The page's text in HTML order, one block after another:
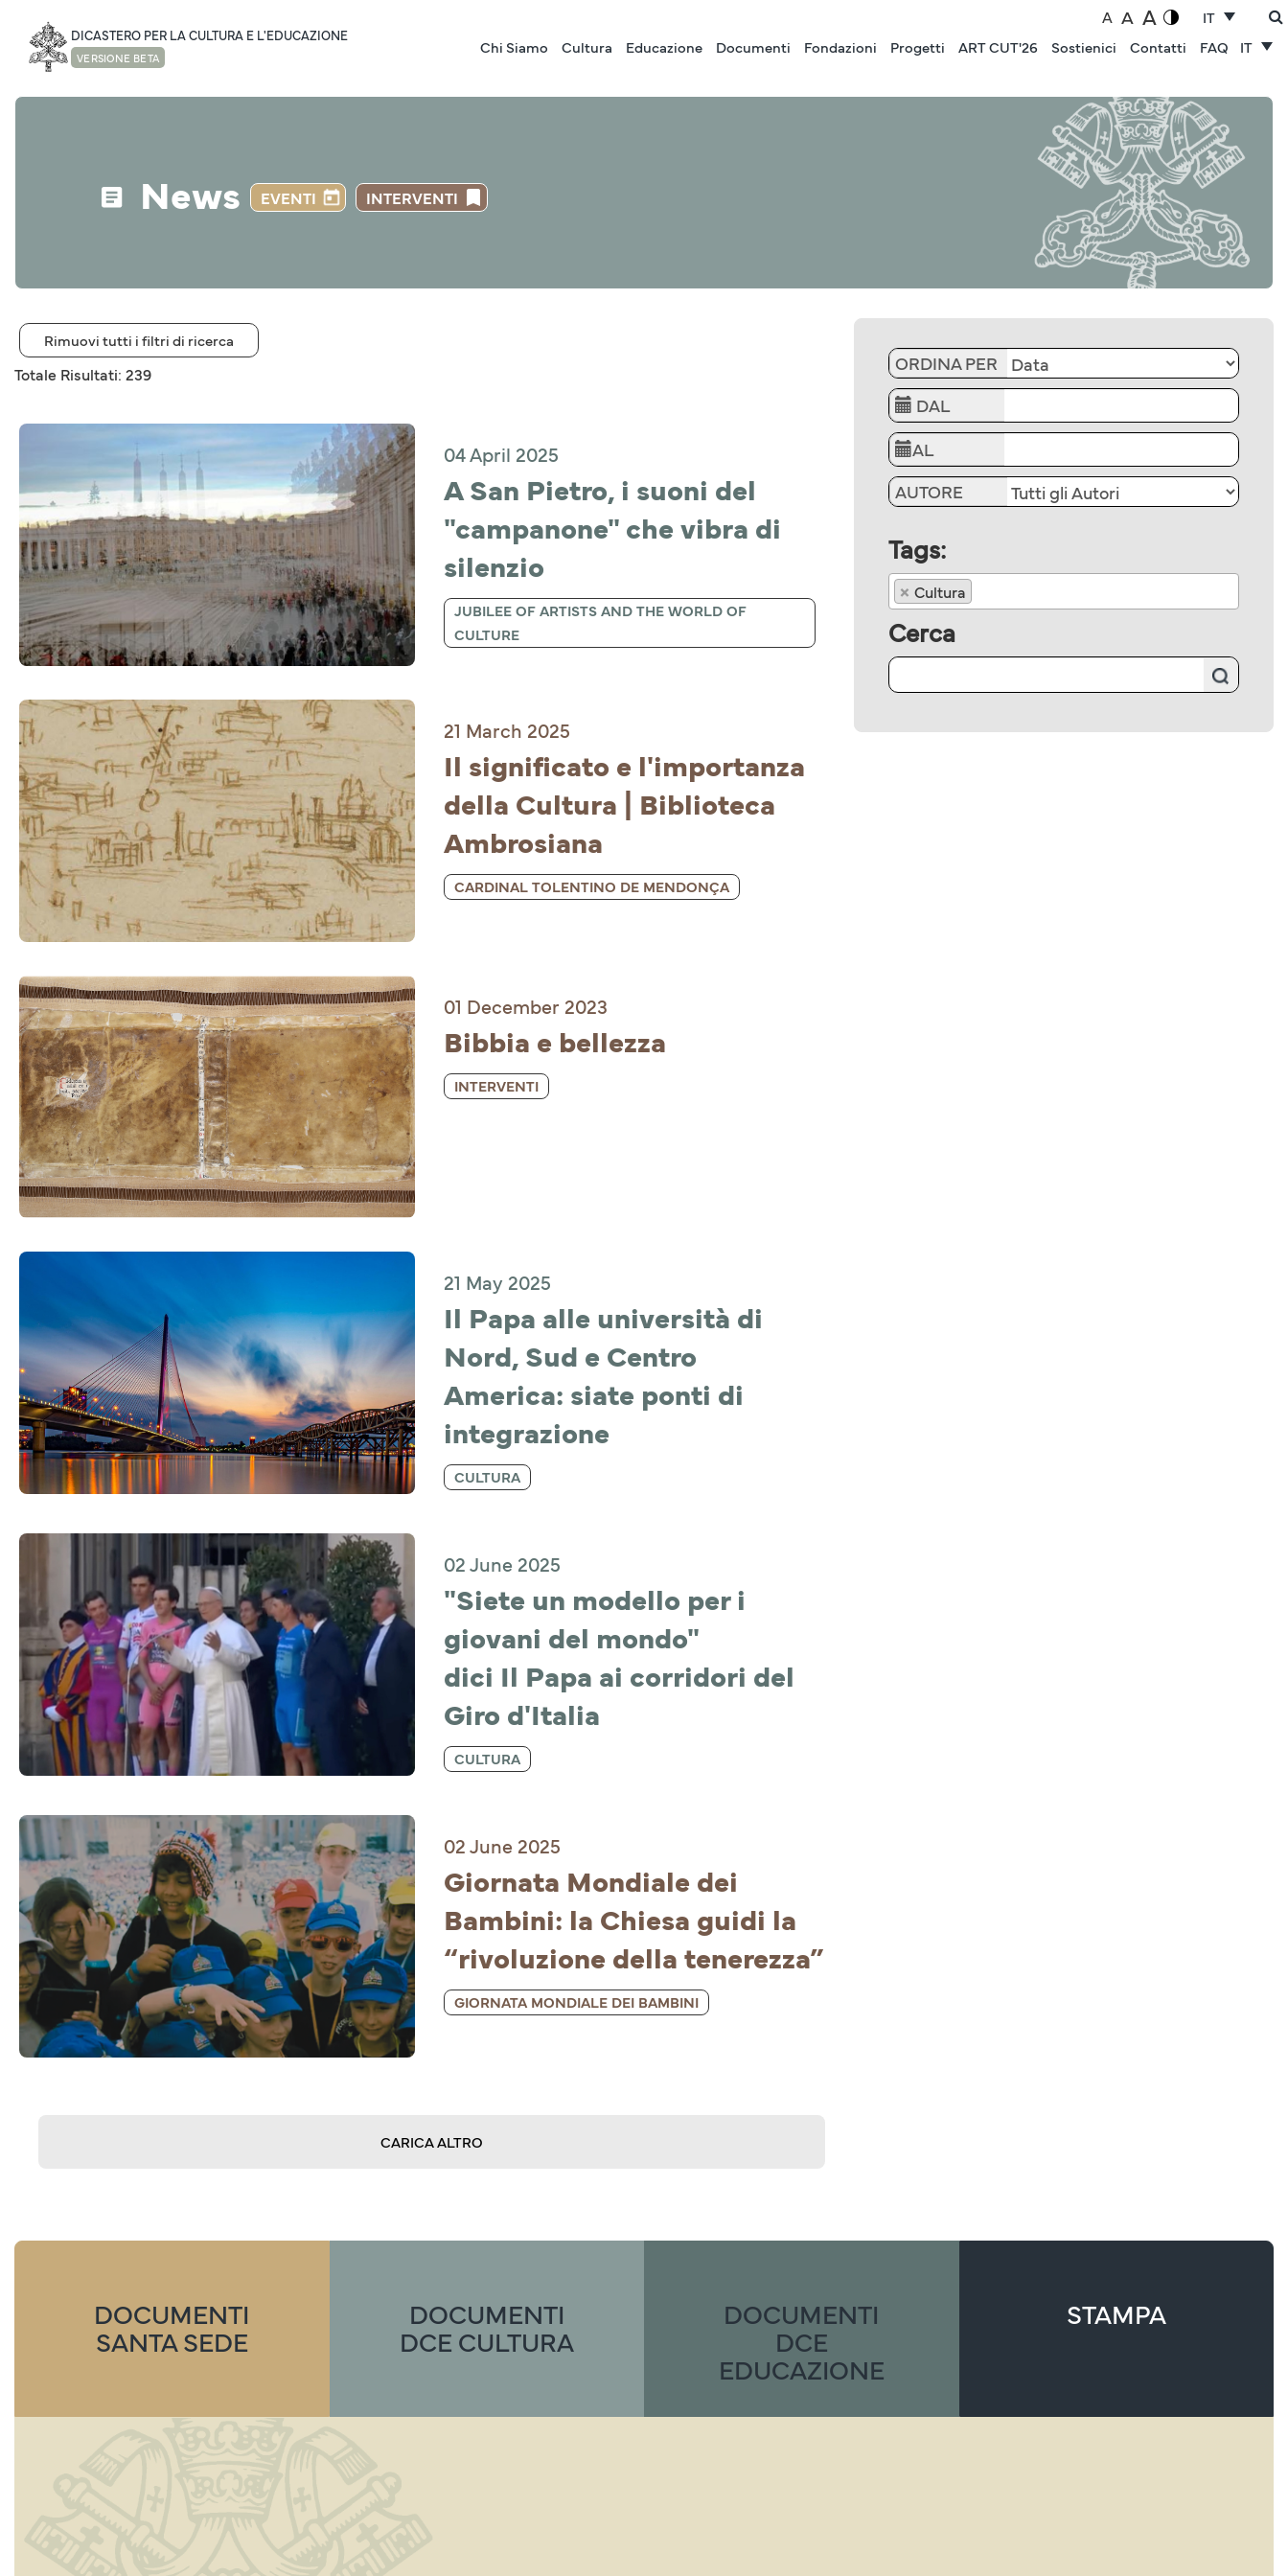
DICASTERO PER LA CULTURA E L'EDUCAZIONE
VERSIONE BETA
A A A
IT
Chi Siamo
Cultura Educazione Documenti Fondazioni Progetti ART CUT'26 Sostienici Contatti FAQ IT
News EVENTI INTERVENTI
Rimuovi tutti i filtri di ricerca
Totale Risultati: 239
04 April 2025
A San Pietro, i suoni del
"campanone" che vibra di
silenzio
JUBILEE OF ARTISTS AND THE WORLD OF
CULTURE
21 March 2025
Il significato e l'importanza
della Cultura | Biblioteca
Ambrosiana
CARDINAL TOLENTINO DE MENDONÇA
01 December 2023
Bibbia e bellezza
INTERVENTI
21 May 2025
Il Papa alle università di
Nord, Sud e Centro
America: siate ponti di
integrazione
CULTURA
02 June 2025
"Siete un modello per i
giovani del mondo"
dici Il Papa ai corridori del
Giro d'Italia
CULTURA
02 June 2025
Giornata Mondiale dei
Bambini: la Chiesa guidi la
“rivoluzione della tenerezza”
GIORNATA MONDIALE DEI BAMBINI
CARICA ALTRO
ORDINA PER
DAL
AL
AUTORE
Tags:
× Cultura
Cerca
DOCUMENTI
SANTA SEDE
DOCUMENTI
DCE CULTURA
DOCUMENTI
DCE
EDUCAZIONE
STAMPA